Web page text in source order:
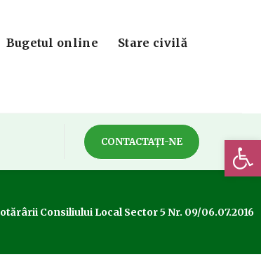
Bugetul online Stare civilă
CONTACTAȚI-NE
Consiliului Local Sector 5 Nr. 09/06.07.2016